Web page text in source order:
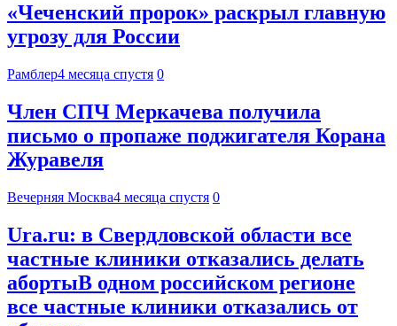
«Чеченский пророк» раскрыл главную
угрозу для России
Рамблер4 месяца спустя 0
Член СПЧ Меркачева получила
письмо о пропаже поджигателя Корана
Журавеля
Вечерняя Москва4 месяца спустя 0
Ura.ru: в Свердловской области все
частные клиники отказались делать
абортыВ одном российском регионе
все частные клиники отказались от